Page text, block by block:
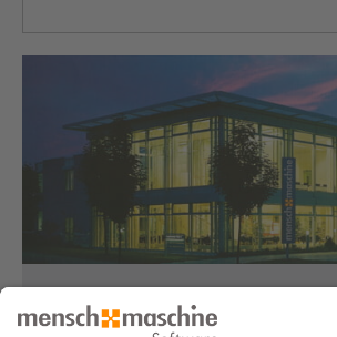
Haben Sie Fragen?